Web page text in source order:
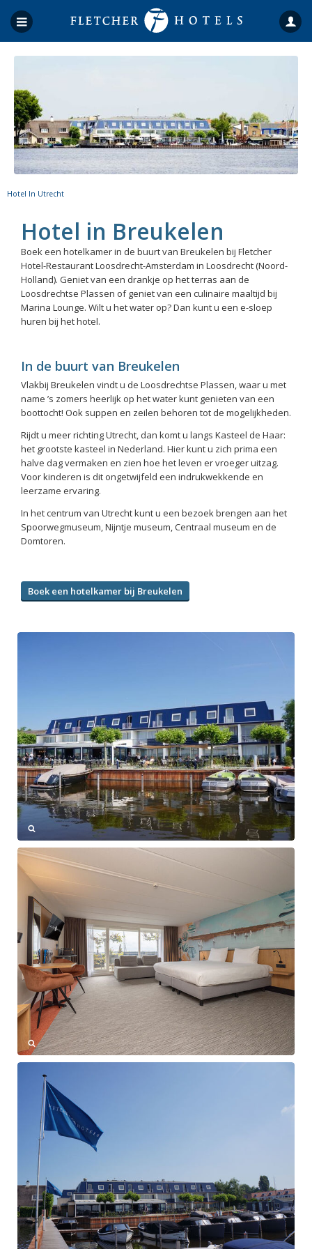
Hotel In Utrecht
Hotel in Breukelen
Boek een hotelkamer in de buurt van Breukelen bij Fletcher
Hotel-Restaurant Loosdrecht-Amsterdam in Loosdrecht (Noord-
Holland). Geniet van een drankje op het terras aan de
Loosdrechtse Plassen of geniet van een culinaire maaltijd bij
Marina Lounge. Wilt u het water op? Dan kunt u een e-sloep
huren bij het hotel.
In de buurt van Breukelen
Vlakbij Breukelen vindt u de Loosdrechtse Plassen, waar u met
name ’s zomers heerlijk op het water kunt genieten van een
boottocht! Ook suppen en zeilen behoren tot de mogelijkheden.
Rijdt u meer richting Utrecht, dan komt u langs Kasteel de Haar:
het grootste kasteel in Nederland. Hier kunt u zich prima een
halve dag vermaken en zien hoe het leven er vroeger uitzag.
Voor kinderen is dit ongetwijfeld een indrukwekkende en
leerzame ervaring.
In het centrum van Utrecht kunt u een bezoek brengen aan het
Spoorwegmuseum, Nijntje museum, Centraal museum en de
Domtoren.
Boek een hotelkamer bij Breukelen